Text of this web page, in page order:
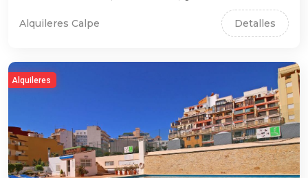
Alquileres Calpe Detalles
Alquileres